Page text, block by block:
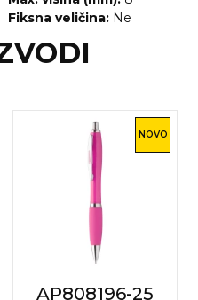
Fiksna veličina: Ne
NOVO
AP808196-25